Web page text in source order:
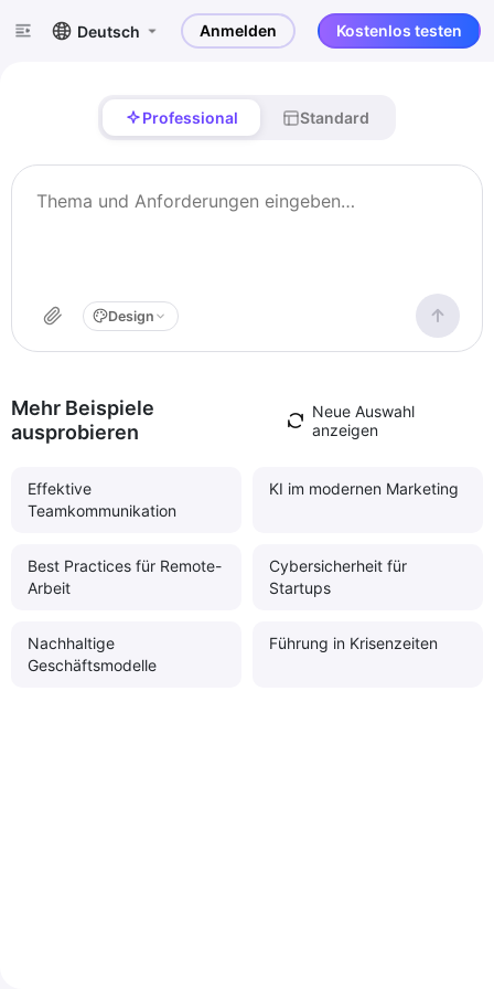
Deutsch Anmelden Kostenlos testen
Professional Standard
Design
Mehr Beispiele
ausprobieren
Neue Auswahl
anzeigen
Effektive
Teamkommunikation
KI im modernen Marketing
Best Practices für Remote-
Arbeit
Cybersicherheit für
Startups
Nachhaltige
Geschäftsmodelle
Führung in Krisenzeiten